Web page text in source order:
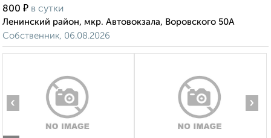
800 ₽ в сутки
Ленинский район, мкр. Автовокзала, Воровского 50А
Собственник, 06.08.2026
‹ ›